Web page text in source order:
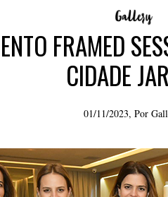
FRAMED
CIDADE
01/11/2023, Por